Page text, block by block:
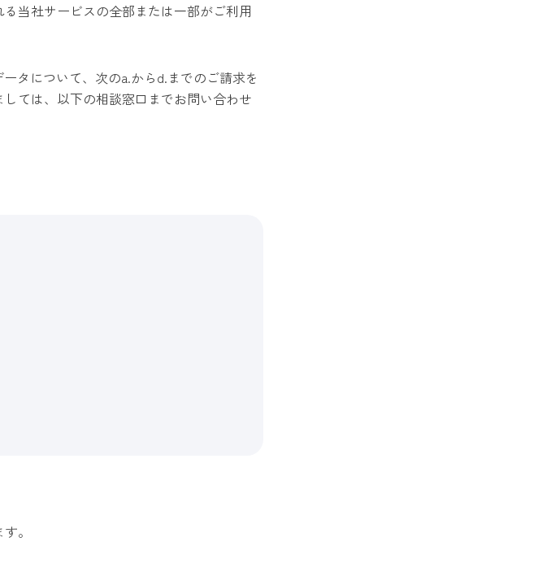
当社サービスの全部または一部がご利用
タについて、次のa.からd.までのご請求を
ては、以下の相談窓口までお問い合わせ
。